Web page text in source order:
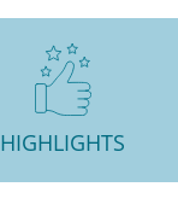
HIGHLIGHTS